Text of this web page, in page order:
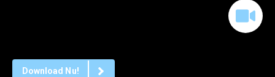
Download Nu!